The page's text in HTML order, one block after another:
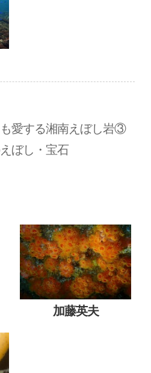
愛する湘南えぼし岩③
ぼし・宝石
加藤英夫